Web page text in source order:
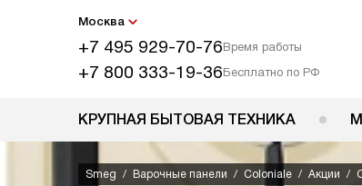
Москва
+7 495 929-70-76Время работы
+7 800 333-19-36Бесплатно по РФ
КРУПНАЯ БЫТОВАЯ ТЕХНИКА
Smeg Варочные панели Coloniale Акции